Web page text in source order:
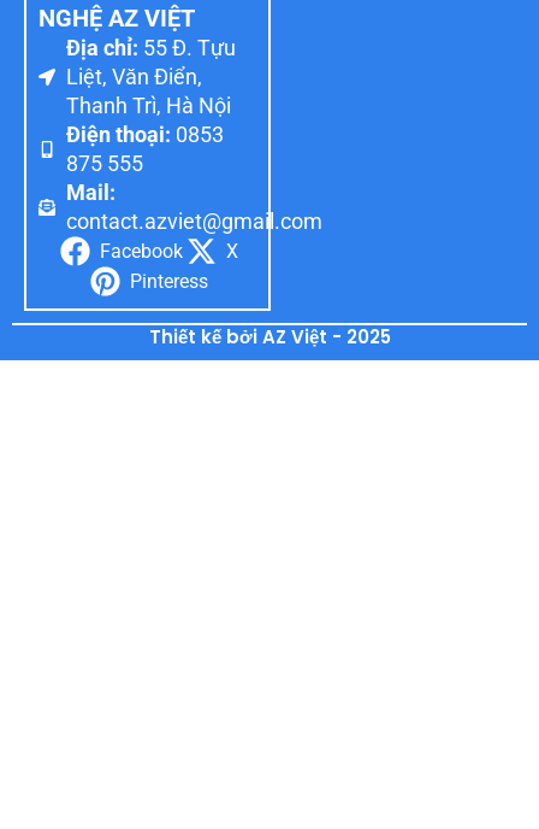
NGHỆ AZ VIỆT
Địa chỉ: 55 Đ. Tựu
Liệt, Văn Điển,
Thanh Trì, Hà Nội
Điện thoại: 0853
875 555
Mail:
contact.azviet@gmail.com
Facebook
X
Pinteress
Thiết kế bởi AZ Việt - 2025